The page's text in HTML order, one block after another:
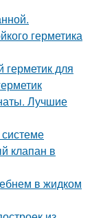
герметика
герметик для
Лучшие
клапан в
в жидком